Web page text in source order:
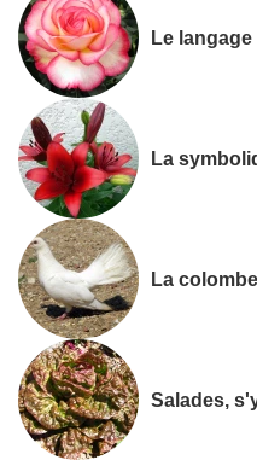
Le
La
La colombe
Salades,